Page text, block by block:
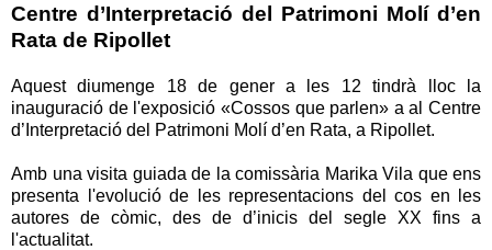
Centre d’Interpretació del Patrimoni Molí d’en
Rata de Ripollet
Aquest diumenge 18 de gener a les 12 tindrà lloc la
inauguració de l'exposició «Cossos que parlen» a al Centre
d’Interpretació del Patrimoni Molí d’en Rata, a Ripollet.
Amb una visita guiada de la comissària Marika Vila que ens
presenta l'evolució de les representacions del cos en les
autores de còmic, des de d’inicis del segle XX fins a
l'actualitat.